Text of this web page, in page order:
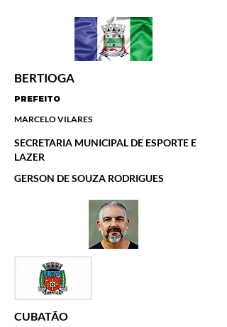
BERTIOGA
PREFEITO
MARCELO VILARES
SECRETARIA MUNICIPAL DE ESPORTE E
LAZER
GERSON DE SOUZA RODRIGUES
CUBATÃO